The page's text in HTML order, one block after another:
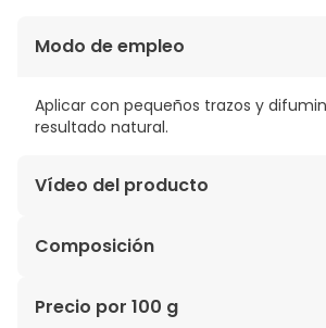
Modo de empleo
Aplicar con pequeños trazos y
resultado natural.
Vídeo del producto
Composición
ETHYLHEXYL ISOSTEARATE, NEOPENTYL
Precio por 100 g